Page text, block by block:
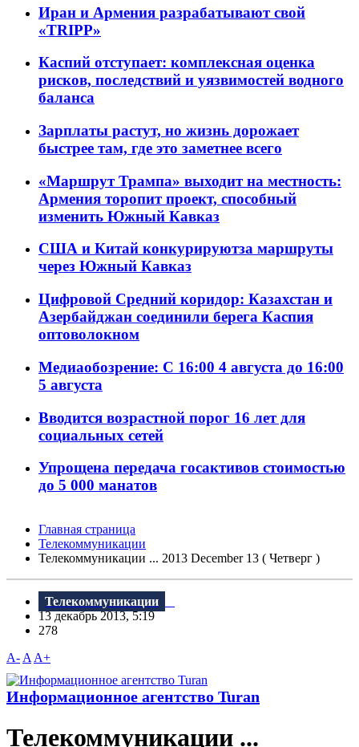
Иран и Армения разрабатывают свой
«TRIPP»
Каспий отступает: комплексная оценка
рисков, последствий и уязвимостей водного
баланса
Зарплаты растут, но жизнь дорожает
быстрее там, где это заметнее всего
«Маршрут Трампа» выходит на местность:
Армения торопит проект, способный
изменить Южный Кавказ
США и Китай конкурируютза маршруты
через Южный Кавказ
Цифровой Средний коридор: Казахстан и
Азербайджан соединили берега Каспия
оптоволокном
Медиаобозрение: С 16:00 4 августа до 16:00
5 августа
Вводится возрастной порог 16 лет для
социальных сетей
Упрощена передача госактивов стоимостью
до 5 000 манатов
Главная страница
Телекоммуникации
Телекоммуникации ... 2013 December 13 ( Четверг )
Телекоммуникации
13 декабрь 2013, 5:19
278
A- A A+
Информационное агентство Turan
Телекоммуникации ...